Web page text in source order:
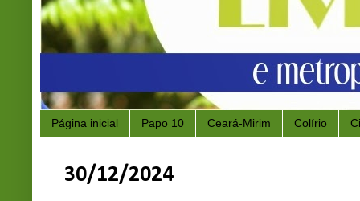
Página inicial Papo 10 Ceará-Mirim Colírio
30/12/2024